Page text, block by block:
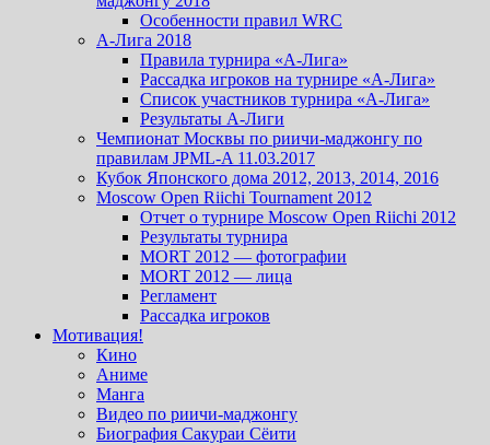
Особенности правил WRC
А-Лига 2018
Правила турнира «А-Лига»
Рассадка игроков на турнире «А-Лига»
Список участников турнира «А-Лига»
Результаты А-Лиги
Чемпионат Москвы по риичи-маджонгу по
правилам JPML-A 11.03.2017
Кубок Японского дома 2012, 2013, 2014, 2016
Moscow Open Riichi Tournament 2012
Отчет о турнире Moscow Open Riichi 2012
Результаты турнира
MORT 2012 — фотографии
MORT 2012 — лица
Регламент
Рассадка игроков
Мотивация!
Кино
Аниме
Манга
Видео по риичи-маджонгу
Биография Сакураи Сёити